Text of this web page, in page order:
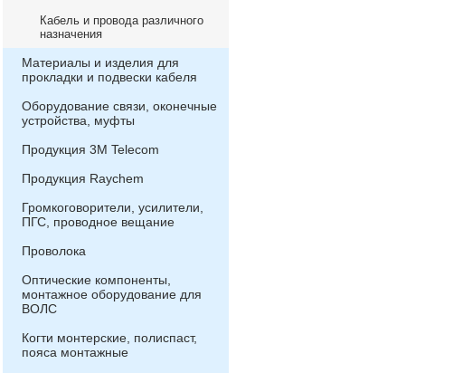
Кабель и провода различного
назначения
Материалы и изделия для
прокладки и подвески кабеля
Оборудование связи, оконечные
устройства, муфты
Продукция 3М Telecom
Продукция Raychem
Громкоговорители, усилители,
ПГС, проводное вещание
Проволока
Оптические компоненты,
монтажное оборудование для
ВОЛС
Когти монтерские, полиспаст,
пояса монтажные